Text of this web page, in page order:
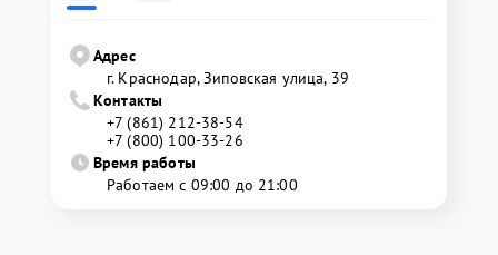
Адрес
г. Краснодар, Зиповская улица, 39
Контакты
+7 (861) 212-38-54
+7 (800) 100-33-26
Время работы
Работаем с 09:00 до 21:00